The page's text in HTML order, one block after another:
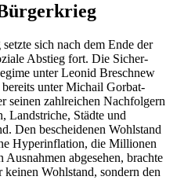
sich nach dem Ende der
Abstieg fort. Die Sicher­
unter Leonid Breschnew
bereits unter Michail Gorbat­
seinen zahlreichen Nachfolgern
Landstriche, Städte und
Den beschei­denen Wohlstand
Hyper­in­flation, die Millionen
abgesehen, brachte
Wohlstand, sondern den